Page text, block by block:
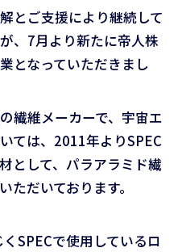
とご支援により継続して
、7月より新たに帝人株
となっていただきまし
繊維メーカーで、宇宙エ
ては、2011年よりSPEC
として、パラアラミド繊
ただいております。
SPECで使用しているロ